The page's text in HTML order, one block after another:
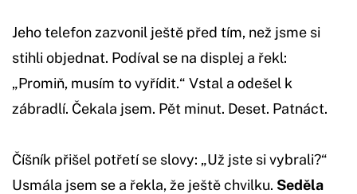
Jeho telefon zazvonil ještě před tím, než jsme si
stihli objednat. Podíval se na displej a řekl:
„Promiň, musím to vyřídit.“ Vstal a odešel k
zábradlí. Čekala jsem. Pět minut. Deset. Patnáct.
Číšník přišel potřetí se slovy: „Už jste si vybrali?“
Usmála jsem se a řekla, že ještě chvilku. Seděla